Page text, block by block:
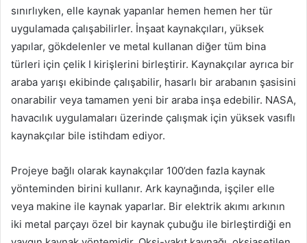
sınırlıyken, elle kaynak yapanlar hemen hemen her tür
uygulamada çalışabilirler. İnşaat kaynakçıları, yüksek
yapılar, gökdelenler ve metal kullanan diğer tüm bina
türleri için çelik I kirişlerini birleştirir. Kaynakçılar ayrıca bir
araba yarışı ekibinde çalışabilir, hasarlı bir arabanın şasisini
onarabilir veya tamamen yeni bir araba inşa edebilir. NASA,
havacılık uygulamaları üzerinde çalışmak için yüksek vasıflı
kaynakçılar bile istihdam ediyor.
Projeye bağlı olarak kaynakçılar 100’den fazla kaynak
yönteminden birini kullanır. Ark kaynağında, işçiler elle
veya makine ile kaynak yaparlar. Bir elektrik akımı arkının
iki metal parçayı özel bir kaynak çubuğu ile birleştirdiği en